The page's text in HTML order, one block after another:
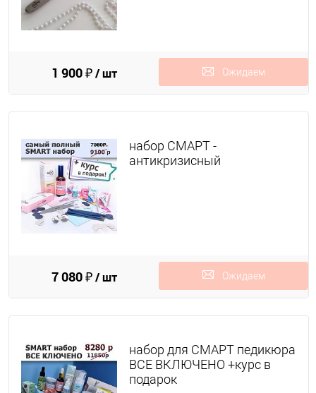
1 900 ₽/ шт Ожидаем
набор СМАРТ -
антикризисный
7 080 ₽/ шт Ожидаем
набор для СМАРТ педикюра
ВСЕ ВКЛЮЧЕНО +курс в
подарок